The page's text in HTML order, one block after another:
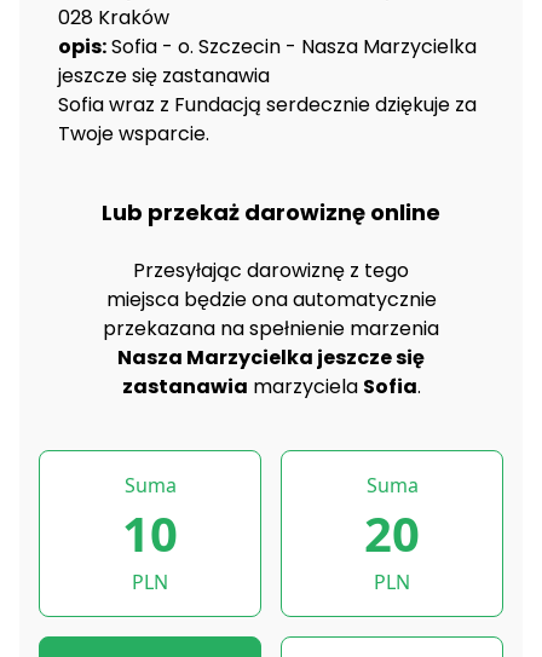
028 Kraków
opis:Sofia - o. Szczecin - Nasza Marzycielka
jeszcze się zastanawia
Sofia wraz z Fundacją serdecznie dziękuje za
Twoje wsparcie.
Lub przekaż darowiznę online
Przesyłając darowiznę z tego
miejsca będzie ona automatycznie
przekazana na spełnienie marzenia
Nasza Marzycielka jeszcze się
zastanawia marzyciela Sofia.
Suma
10
PLN
Suma
20
PLN